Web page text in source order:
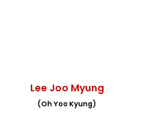
Lee Joo Myung
(Oh Yoo Kyung)